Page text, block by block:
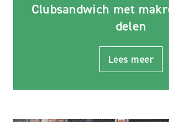
Clubsandwich met
delen
Lees meer